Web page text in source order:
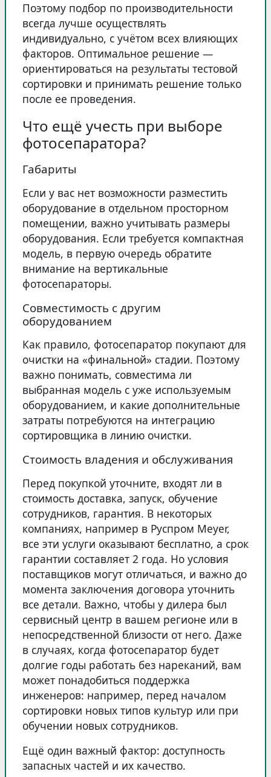
Поэтому подбор по производительности
всегда лучше осуществлять
индивидуально, с учётом всех влияющих
факторов. Оптимальное решение —
ориентироваться на результаты тестовой
сортировки и принимать решение только
после ее проведения.
Что ещё учесть при выборе
фотосепаратора?
Габариты
Если у вас нет возможности разместить
оборудование в отдельном просторном
помещении, важно учитывать размеры
оборудования. Если требуется компактная
модель, в первую очередь обратите
внимание на вертикальные
фотосепараторы.
Совместимость с другим
оборудованием
Как правило, фотосепаратор покупают для
очистки на «финальной» стадии. Поэтому
важно понимать, совместима ли
выбранная модель с уже используемым
оборудованием, и какие дополнительные
затраты потребуются на интеграцию
сортировщика в линию очистки.
Стоимость владения и обслуживания
Перед покупкой уточните, входят ли в
стоимость доставка, запуск, обучение
сотрудников, гарантия. В некоторых
компаниях, например в Руспром Meyer,
все эти услуги оказывают бесплатно, а срок
гарантии составляет 2 года. Но условия
поставщиков могут отличаться, и важно до
момента заключения договора уточнить
все детали. Важно, чтобы у дилера был
сервисный центр в вашем регионе или в
непосредственной близости от него. Даже
в случаях, когда фотосепаратор будет
долгие годы работать без нареканий, вам
может понадобиться поддержка
инженеров: например, перед началом
сортировки новых типов культур или при
обучении новых сотрудников.
Ещё один важный фактор: доступность
запасных частей и их качество.